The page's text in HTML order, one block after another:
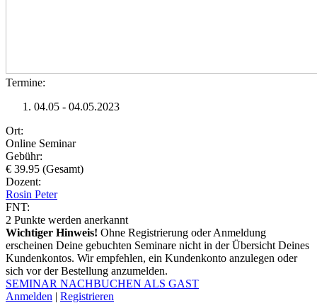
Termine:
04.05 - 04.05.2023
Ort:
Online Seminar
Gebühr:
€ 39.95 (Gesamt)
Dozent:
Rosin Peter
FNT:
2 Punkte werden anerkannt
Wichtiger Hinweis! Ohne Registrierung oder Anmeldung
erscheinen Deine gebuchten Seminare nicht in der Übersicht Deines
Kundenkontos. Wir empfehlen, ein Kundenkonto anzulegen oder
sich vor der Bestellung anzumelden.
SEMINAR NACHBUCHEN ALS GAST
Anmelden | Registrieren